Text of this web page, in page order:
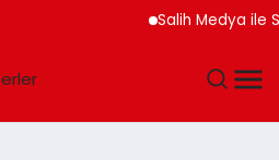
Salih Medya ile